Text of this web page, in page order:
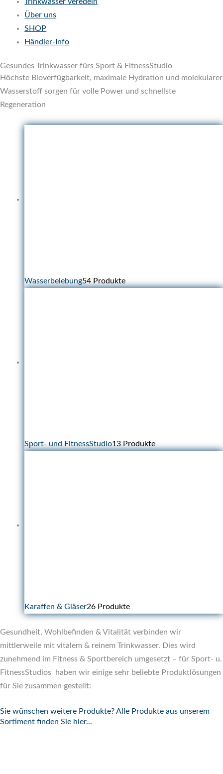
Über uns
SHOP
Händler-Info
Gesundes Trinkwasser fürs Sport & FitnessStudio
Höchste Bioverfügbarkeit, maximale Hydration und molekularer
Wasserstoff sorgen für volle Power und schnellste
Regeneration
Wasserbelebung54 Produkte
Sport- und FitnessStudio13 Produkte
Karaffen & Gläser26 Produkte
Gesundheit, Wohlbefinden & Vitalität verbinden wir
mittlerweile mit vitalem & reinem Trinkwasser. Dies wird
zunehmend im Fitness & Sportbereich umgesetzt – für Sport- u.
FitnessStudios haben wir einige sehr beliebte Produktlösungen
für Sie zusammen gestellt:
Sie wünschen weitere Produkte? Alle Produkte aus unserem
Sortiment finden Sie hier...